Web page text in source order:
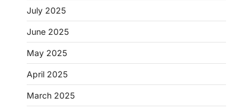
July 2025
June 2025
May 2025
April 2025
March 2025